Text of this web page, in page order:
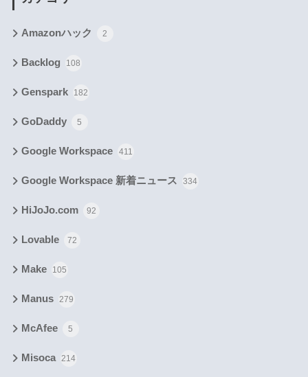
Amazonハック 2
Backlog 108
Genspark 182
GoDaddy 5
Google Workspace 411
Google Workspace 新着ニュース 334
HiJoJo.com 92
Lovable 72
Make 105
Manus 279
McAfee 5
Misoca 214